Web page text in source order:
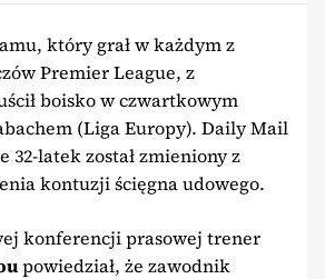
który grał w każdym z
Premier League, z
boisko w czwartkowym
(Liga Europy). Daily Mail
32-latek został zmieniony z
kontuzji ścięgna udowego.
konferencji prasowej trener
powiedział, że zawodnik